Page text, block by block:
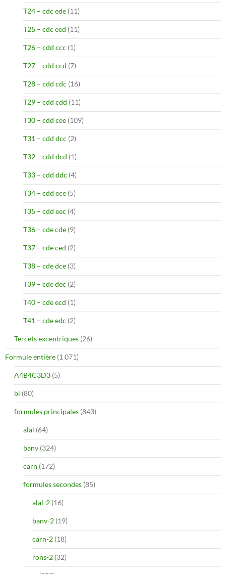
T24 – cdc ede (11)
T25 – cdc eed (11)
T26 – cdd ccc (1)
T27 – cdd ccd (7)
T28 – cdd cdc (16)
T29 – cdd cdd (11)
T30 – cdd cee (109)
T31 – cdd dcc (2)
T32 – cdd dcd (1)
T33 – cdd ddc (4)
T34 – cdd ece (5)
T35 – cdd eec (4)
T36 – cde cde (9)
T37 – cde ced (2)
T38 – cde dce (3)
T39 – cde dec (2)
T40 – cde ecd (1)
T41 – cde edc (2)
Tercets excentriques (26)
Formule entière (1 071)
A4B4C3D3 (5)
bl (80)
formules principales (843)
alal (64)
banv (324)
carn (172)
formules secondes (85)
alal-2 (16)
banv-2 (19)
carn-2 (18)
rons-2 (32)